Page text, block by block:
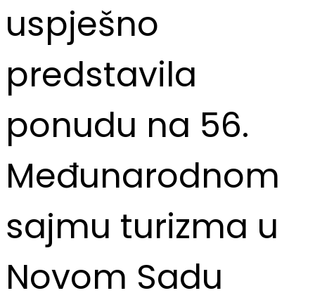
uspješno
predstavila
ponudu na 56.
Međunarodnom
sajmu turizma u
Novom Sadu